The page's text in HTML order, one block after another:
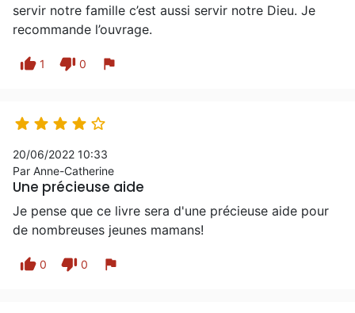
servir notre famille c’est aussi servir notre Dieu. Je
recommande l’ouvrage.
thumb_up 1 thumb_down 0 flag
    
20/06/2022 10:33
Par Anne-Catherine
Une précieuse aide
Je pense que ce livre sera d'une précieuse aide pour
de nombreuses jeunes mamans!
thumb_up 0 thumb_down 0 flag